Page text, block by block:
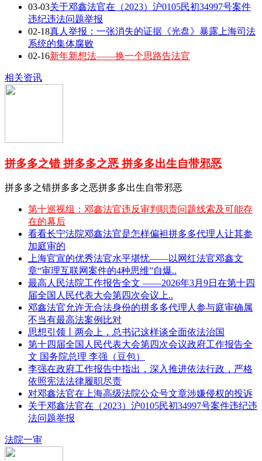
03-03关于邓鑫法官在（2023）沪0105民初34997号案件
违纪违法问题举报
02-18真人举报：一张消失的证据《光盘》暴露上海司法
系统的集体腐败
02-16新年新想法——换一个思路告法官
相关资讯
拼多多之错 拼多多之恶 拼多多出生自带邪恶
拼多多之错拼多多之恶拼多多出生自带邪恶
第十巡视组：邓鑫法官违反审判职责问题线索及可能存
在的幕后
看看长宁法院邓鑫法官是怎样偏袒拼多多代理人让其参
加庭审的
上海官宣的优秀法官水平堪忧——以网红法官邓鑫文
章“审理互联网案件的4种思维”自爆..
最高人民法院工作报告全文 ——2026年3月9日在第十四
届全国人民代表大会第四次会议上..
邓鑫法官允许无合法身份的拼多多代理人参与庭审确属
不当有最高法案例比对
思想引领丨两会上，总书记这样谈全面依法治国
第十四届全国人民代表大会第四次会议政府工作报告全
文 国务院总理 李强（豆包）
李强在政府工作报告中指出，深入推进依法行政，严格
依照宪法法律履职尽责
对邓鑫法官在上海高级法院公众号文章涉嫌侵权的投诉
关于邓鑫法官在（2023）沪0105民初34997号案件违纪违
法问题举报
法院一审